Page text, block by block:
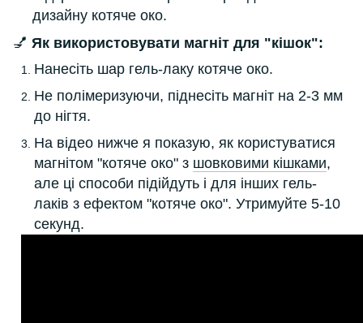
дизайну котяче око.
💅 Як використовувати магніт для "кішок":
Нанесіть шар гель-лаку котяче око.
Не полімеризуючи, піднесіть магніт на 2-3 мм
до нігтя.
На відео нижче я показую, як користуватися
магнітом "котяче око" з шовковими кішками,
але ці способи підійдуть і для інших гель-
лаків з ефектом "котяче око". Утримуйте 5-10
секунд.